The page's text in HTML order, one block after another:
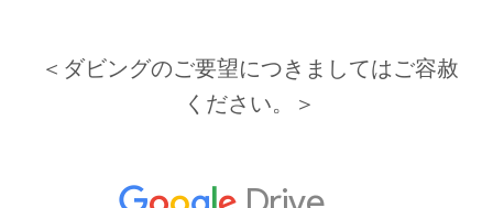
＜ダビングのご要望につきましてはご容赦
ください。＞